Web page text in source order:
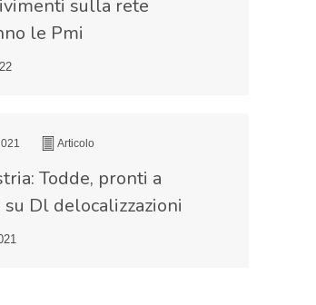
sulla rete
le Pmi
Articolo
Todde, pronti a
Dl delocalizzazioni